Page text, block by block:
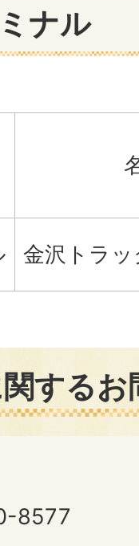
ナル
金沢トラ
する
8577